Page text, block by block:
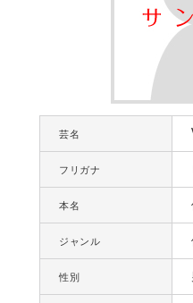
芸名
フリガナ
本名
ジャンル
性別